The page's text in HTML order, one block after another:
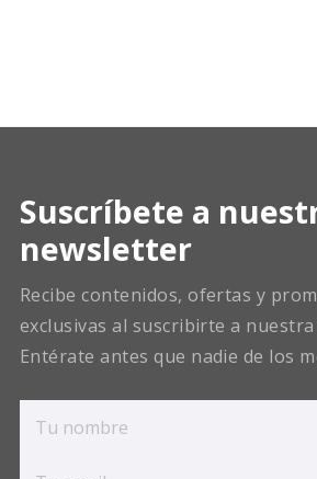
Suscríbete a
newsletter
Recibe contenidos, ofertas y
exclusivas al suscribirte a
Entérate antes que nadie de los